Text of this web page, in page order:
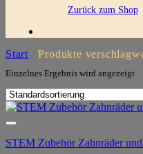
Zurück zum Shop
Start Produkte
Einzelnes Ergebnis wird angezeigt
STEM Zubehör Zahnräder